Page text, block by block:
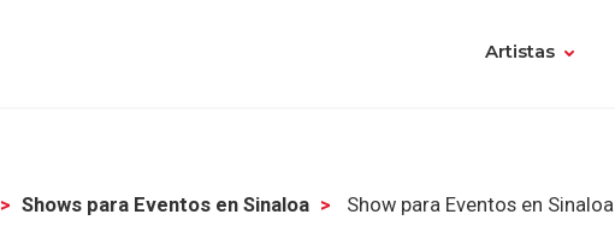
Artistas
Shows para Eventos en Sinaloa Show para Eventos en Sinaloa